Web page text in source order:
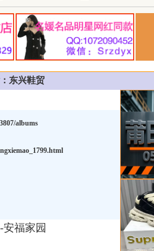
东兴鞋贸
albums
福家园